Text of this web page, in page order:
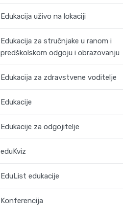
Edukacija uživo na lokaciji
Edukacija za stručnjake u ranom i
predškolskom odgoju i obrazovanju
Edukacija za zdravstvene voditelje
Edukacije
Edukacije za odgojitelje
eduKviz
EduList edukacije
Konferencija